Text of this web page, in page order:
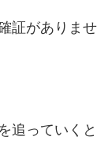
証がありませ
追っていくと